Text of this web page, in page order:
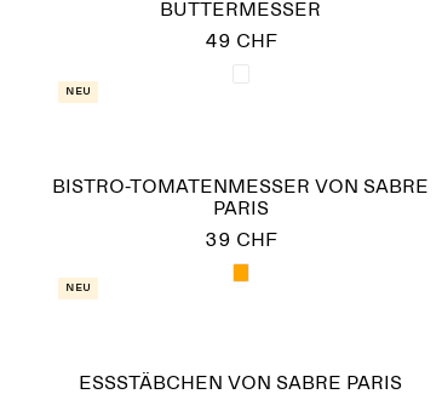
BUTTERMESSER
49 CHF
Neu
BISTRO-TOMATENMESSER VON SABRE
PARIS
39 CHF
Neu
ESSSTÄBCHEN VON SABRE PARIS